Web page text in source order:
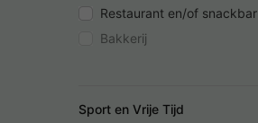
Restaurant en/of snackbar
Bakkerij
Sport en Vrije Tijd